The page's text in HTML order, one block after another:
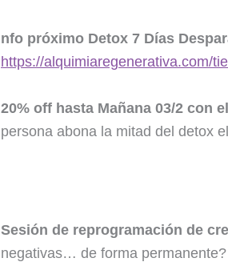
nfo próximo Detox 7 Días
https://alquimiaregenerativa.com/
20% off hasta Mañana 03/2 con
persona abona la mitad del detox
Sesión de reprogramación de
negativas… de forma